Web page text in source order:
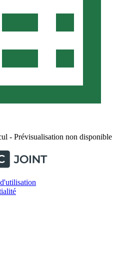
- Prévisualisation non disponible